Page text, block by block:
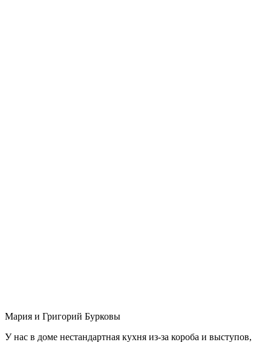
Мария и Григорий Бурковы
У нас в доме нестандартная кухня из-за короба и выступов,